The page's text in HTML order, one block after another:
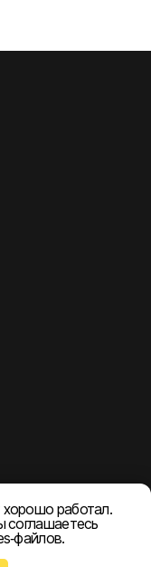
работал.
соглашаетесь